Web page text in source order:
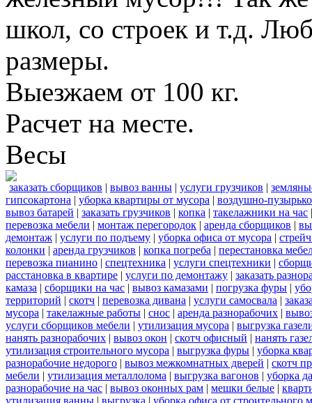
школ, со строек и т.д.
размеры.
Выезжаем от 100 кг.
Расчет на месте.
Весы
заказать сборщиков | вывоз ванны | услуги грузчиков |
гипсокартона | уборка квартиры от мусора | воздушно-
вывоз батарей | заказать грузчиков | копка | такелажники на час
перевозка мебели | монтаж перегородок | аренда сборщиков |
демонтаж | услуги по подъему | уборка офиса от мусора |
колонки | аренда грузчиков | копка погреба | перестановка
перевозка пианино | спецтехника | услуги спецтехники |
расстановка в квартире | услуги по демонтажу | заказать
камаза | сборщики на час | вывоз камазами | погрузка фуры |
территорий | скотч | перевозка дивана | услуги самосвала |
мусора | такелажные работы | снос | аренда разнорабочих |
услуги сборщиков мебели | утилизация мусора | выгрузка
нанять разнорабочих | вывоз окон | скотч офисный | нанять
утилизация строительного мусора | выгрузка фуры | уборка
разнорабочие недорого | вывоз межкомнатных дверей | скотч
мебели | утилизация металлолома | выгрузка вагонов | уборка
разнорабочие на час | вывоз оконных рам | мешки белые |
утилизация ванны | выгрузка | уборка офиса от строительного